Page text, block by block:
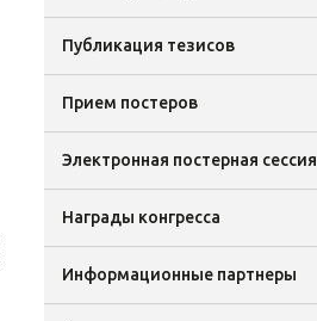
Публикация тезисов
Прием постеров
Электронная постерная сессия
Награды конгресса
Информационные партнеры